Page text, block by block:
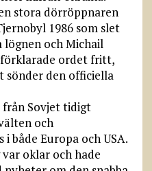
stora dörröppnaren
1986 som slet
och Michail
förklarade ordet fritt,
sönder den officiella
Sovjet tidigt
och
både Europa och USA.
oklar och hade